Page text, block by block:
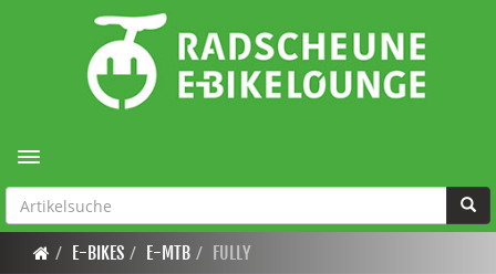
Toggle navigation
E-BIKES E-MTB FULLY